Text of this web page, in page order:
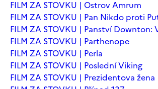
FILM ZA STOVKU | Ostrov Amrum
FILM ZA STOVKU | Pan Nikdo proti
FILM ZA STOVKU | Panství Downton:
FILM ZA STOVKU | Parthenope
FILM ZA STOVKU | Perla
FILM ZA STOVKU | Poslední Viking
FILM ZA STOVKU | Prezidentova žena